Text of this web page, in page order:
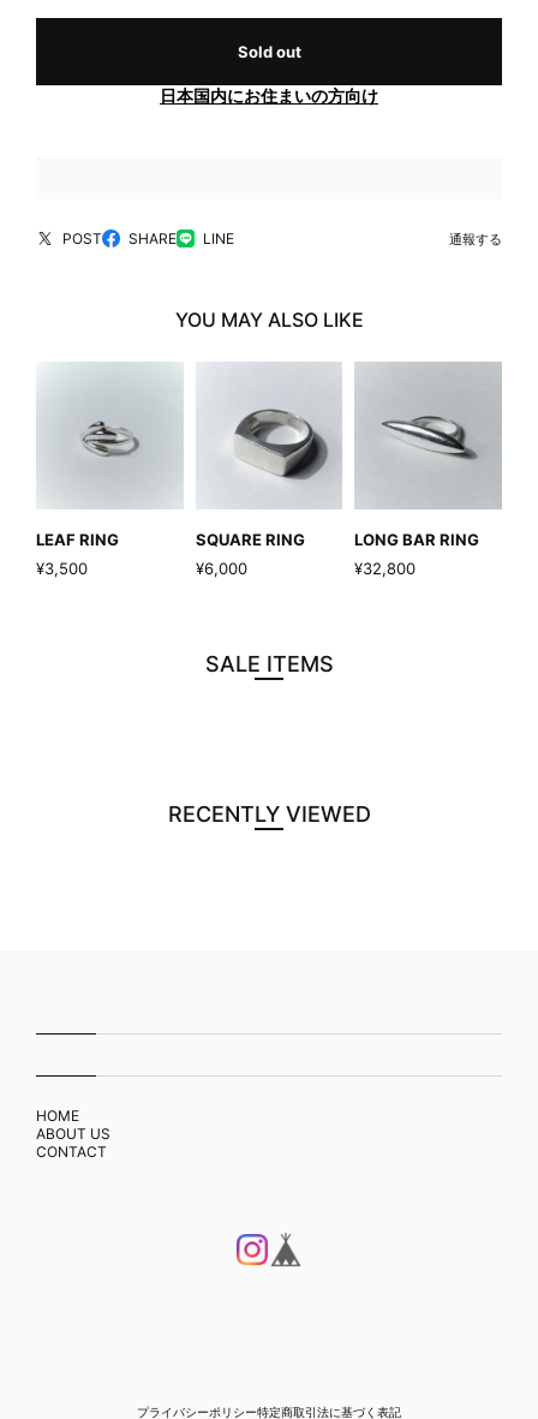
Sold out
日本国内にお住まいの方向け
POST SHARE LINE 通報する
YOU MAY ALSO LIKE
LEAF RING
¥3,500
SQUARE RING
¥6,000
LONG BAR RING
¥32,800
SALE ITEMS
RECENTLY VIEWED
HOME
ABOUT US
CONTACT
プライバシーポリシー特定商取引法に基づく表記